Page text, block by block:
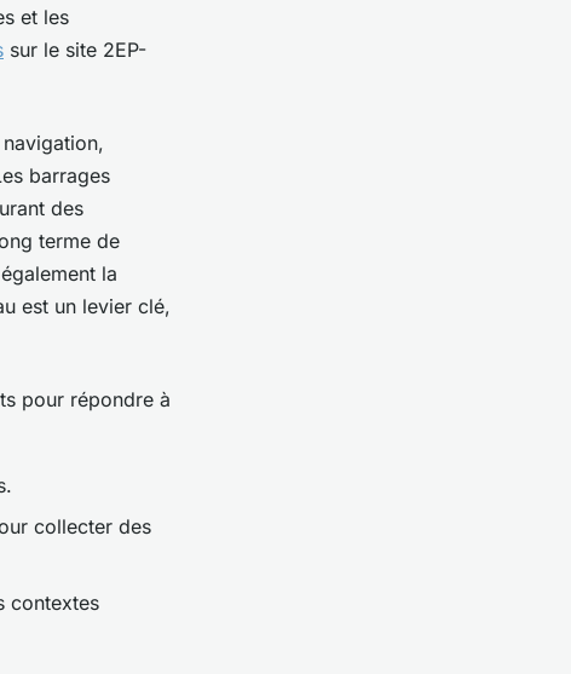
et les
sur le site 2EP-
barrages
des
terme de
la
est un levier clé,
pour répondre à
collecter des
contextes